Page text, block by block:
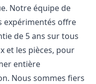
Notre équipe de
expérimentés offre
de 5 ans sur tous
et les pièces, pour
entière
Nous sommes fiers